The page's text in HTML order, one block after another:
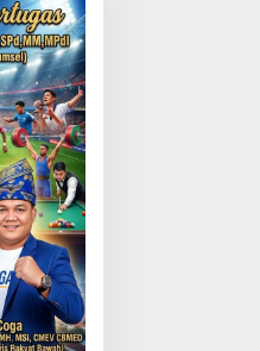
55 Tol Binjai–Langsa